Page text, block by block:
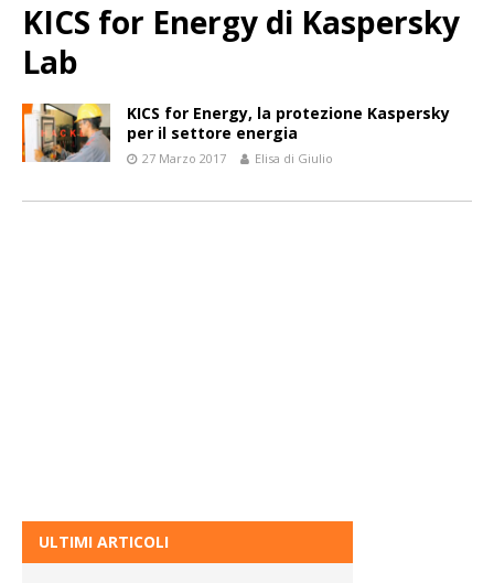
KICS for Energy di Kaspersky
Lab
KICS for Energy, la protezione Kaspersky
per il settore energia
27 Marzo 2017 Elisa di Giulio
ULTIMI ARTICOLI